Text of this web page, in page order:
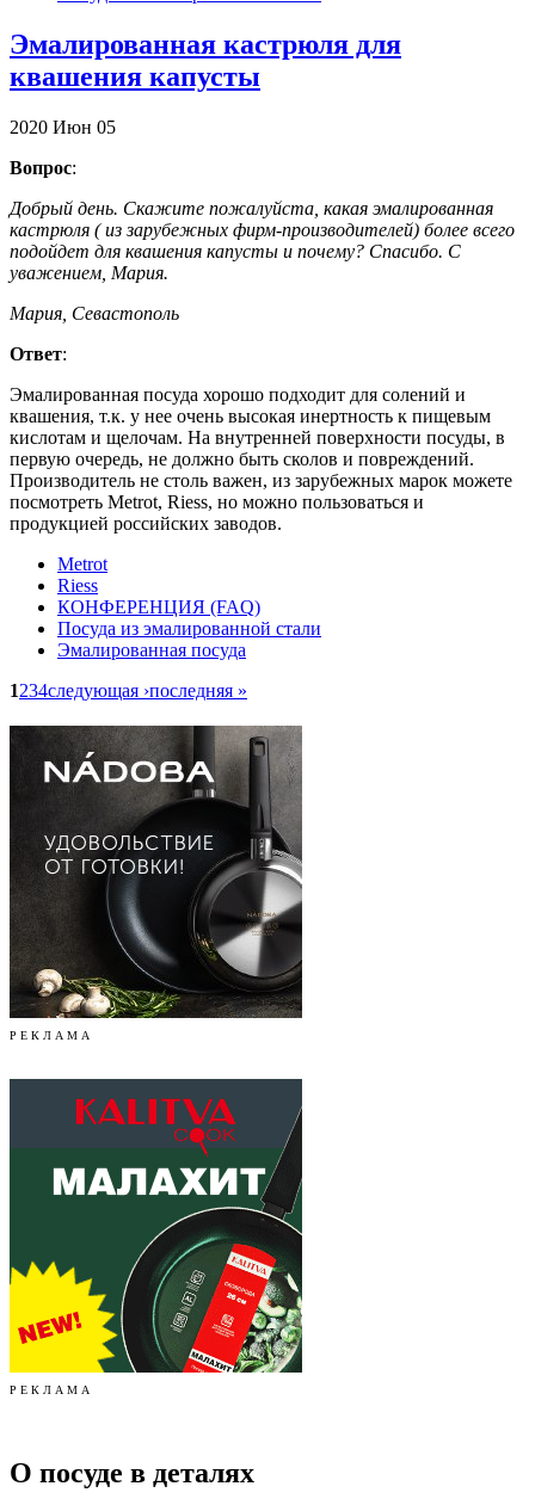
Эмалированная кастрюля для
квашения капусты
2020 Июн 05
Вопрос:
Добрый день. Скажите пожалуйста, какая эмалированная
кастрюля ( из зарубежных фирм-производителей) более всего
подойдет для квашения капусты и почему? Спасибо. С
уважением, Мария.
Мария, Севастополь
Ответ:
Эмалированная посуда хорошо подходит для солений и
квашения, т.к. у нее очень высокая инертность к пищевым
кислотам и щелочам. На внутренней поверхности посуды, в
первую очередь, не должно быть сколов и повреждений.
Производитель не столь важен, из зарубежных марок можете
посмотреть Metrot, Riess, но можно пользоваться и
продукцией российских заводов.
Metrot
Riess
КОНФЕРЕНЦИЯ (FAQ)
Посуда из эмалированной стали
Эмалированная посуда
1234следующая ›последняя »
Р Е К Л А М А
Р Е К Л А М А
О посуде в деталях